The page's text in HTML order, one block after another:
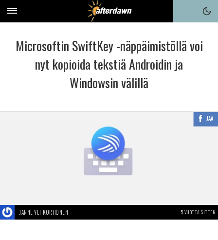
Microsoftin SwiftKey -näppäimistöllä voi
nyt kopioida tekstiä Androidin ja
Windowsin välillä
JAA
JANNE YLI-KORHONEN 5 VUOTTA SITTEN